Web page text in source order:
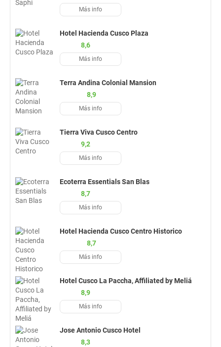
Más info
Hotel Hacienda Cusco Plaza
8,6
Más info
Terra Andina Colonial Mansion
8,9
Más info
Tierra Viva Cusco Centro
9,2
Más info
Ecoterra Essentials San Blas
8,7
Más info
Hotel Hacienda Cusco Centro Historico
8,7
Más info
Hotel Cusco La Paccha, Affiliated by Meliá
8,9
Más info
Jose Antonio Cusco Hotel
8,3